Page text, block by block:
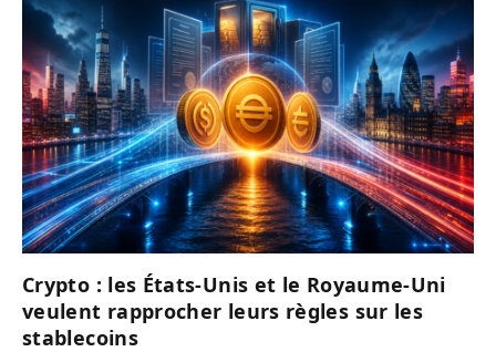
Crypto : les États-Unis et le Royaume-Uni
veulent rapprocher leurs règles sur les
stablecoins